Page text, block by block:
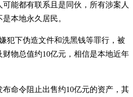
可能都有联系且是同伙，所有涉案人
本地永久居民。
犯下伪造文件和洗黑钱等罪行，被
物总值约10亿元，相信是本地近年
命令阻止出售约10亿元的资产，其